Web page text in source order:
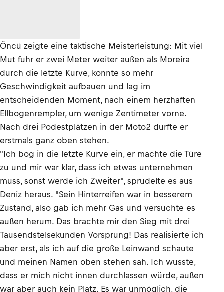
Öncü zeigte eine taktische Meisterleistung: Mit viel
Mut fuhr er zwei Meter weiter außen als Moreira
durch die letzte Kurve, konnte so mehr
Geschwindigkeit aufbauen und lag im
entscheidenden Moment, nach einem herzhaften
Ellbogenrempler, um wenige Zentimeter vorne.
Nach drei Podestplätzen in der Moto2 durfte er
erstmals ganz oben stehen.
"Ich bog in die letzte Kurve ein, er machte die Türe
zu und mir war klar, dass ich etwas unternehmen
muss, sonst werde ich Zweiter", sprudelte es aus
Deniz heraus. "Sein Hinterreifen war in besserem
Zustand, also gab ich mehr Gas und versuchte es
außen herum. Das brachte mir den Sieg mit drei
Tausendstelsekunden Vorsprung! Das realisierte ich
aber erst, als ich auf die große Leinwand schaute
und meinen Namen oben stehen sah. Ich wusste,
dass er mich nicht innen durchlassen würde, außen
war aber auch kein Platz. Es war unmöglich, die